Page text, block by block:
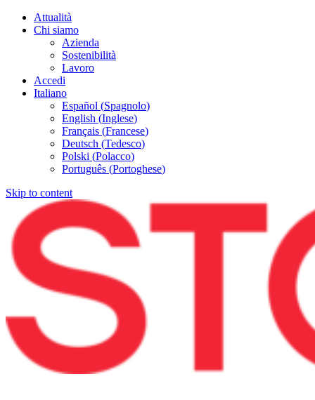
Attualità
Chi siamo
Azienda
Sostenibilità
Lavoro
Accedi
Italiano
Español (Spagnolo)
English (Inglese)
Français (Francese)
Deutsch (Tedesco)
Polski (Polacco)
Português (Portoghese)
Skip to content